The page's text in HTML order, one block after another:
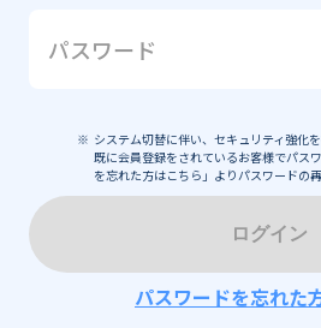
パスワード
システム切替に伴い、セキュリティ強化を
既に会員登録をされているお客様でパス
を忘れた方はこちら」よりパスワードの
ログイン
パスワードを忘れた